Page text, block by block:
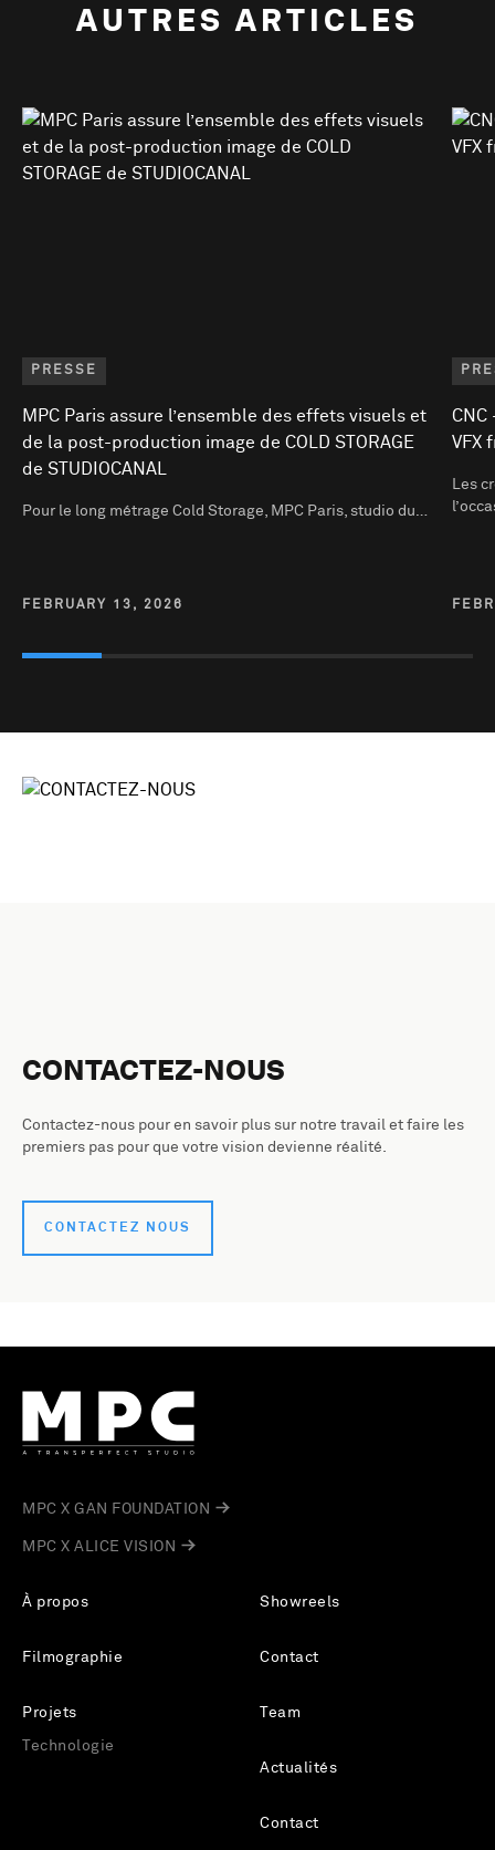
AUTRES ARTICLES
PRESSE
MPC Paris assure l’ensemble des effets visuels et
de la post-production image de COLD STORAGE
de STUDIOCANAL
Pour le long métrage Cold Storage, MPC Paris, studio du…
FEBRUARY 13, 2026
CNC
VFX
Les
CONTACTEZ-NOUS
Contactez-nous pour en savoir plus sur notre travail et faire les
premiers pas pour que votre vision devienne réalité.
CONTACTEZ NOUS
À propos
Filmographie
Projets
Technologie
Showreels
Contact
Team
Actualités
Contact
MPC X GAN FOUNDATION
MPC X ALICE VISION